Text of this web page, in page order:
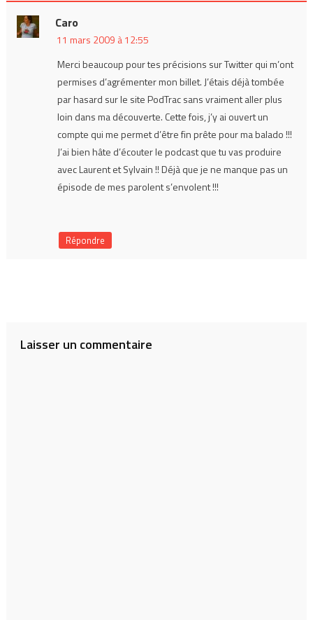
Caro
11 mars 2009 à 12:55
Merci beaucoup pour tes précisions sur Twitter qui m’ont
permises d’agrémenter mon billet. J’étais déjà tombée
par hasard sur le site PodTrac sans vraiment aller plus
loin dans ma découverte. Cette fois, j’y ai ouvert un
compte qui me permet d’être fin prête pour ma balado !!!
J’ai bien hâte d’écouter le podcast que tu vas produire
avec Laurent et Sylvain !! Déjà que je ne manque pas un
épisode de mes parolent s’envolent !!!
Répondre
Laisser un commentaire